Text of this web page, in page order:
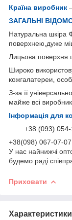
Країна виробник
ЗАГАЛЬНІ
Натуральна шкіра
поверхнею,дуже
Лицьова поверхня
Широко
кожгалатереи,
З-за її
майже всі
Інформація для
+38 (093) 054-
+38(098) 067-07-07
У нас найнижчі
будемо раді
Приховати
Характеристики